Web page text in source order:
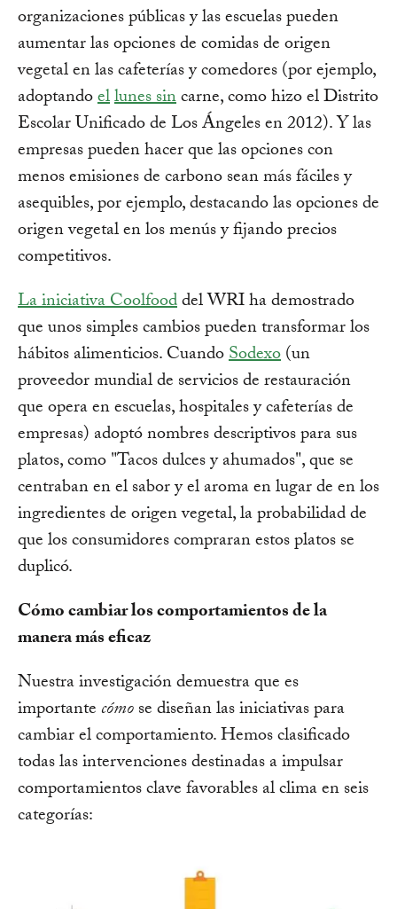
organizaciones públicas y las escuelas pueden
aumentar las opciones de comidas de origen
vegetal en las cafeterías y comedores (por ejemplo,
adoptandoellunessincarne, como hizo el Distrito
Escolar Unificado de Los Ángeles en 2012). Y las
empresas pueden hacer que las opciones con
menos emisiones de carbono sean más fáciles y
asequibles, por ejemplo, destacando las opciones de
origen vegetal en los menús y fijando precios
competitivos.
La iniciativa Coolfooddel WRI ha demostrado
que unos simples cambios pueden transformar los
hábitos alimenticios. CuandoSodexo(un
proveedor mundial de servicios de restauración
que opera en escuelas, hospitales y cafeterías de
empresas) adoptó nombres descriptivos para sus
platos, como "Tacos dulces y ahumados", que se
centraban en el sabor y el aroma en lugar de en los
ingredientes de origen vegetal, la probabilidad de
que los consumidores compraran estos platos se
duplicó.
Cómo cambiar los comportamientos de la
manera más eficaz
Nuestra investigación demuestra que es
importante cómose diseñan las iniciativas para
cambiar el comportamiento. Hemos clasificado
todas las intervenciones destinadas a impulsar
comportamientos clave favorables al clima en seis
categorías: